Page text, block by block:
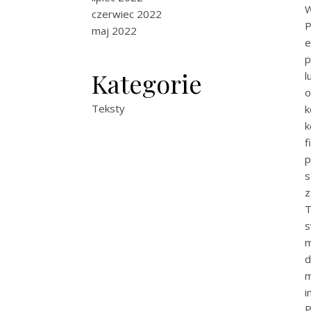
czerwiec 2022
maj 2022
Kategorie
Teksty